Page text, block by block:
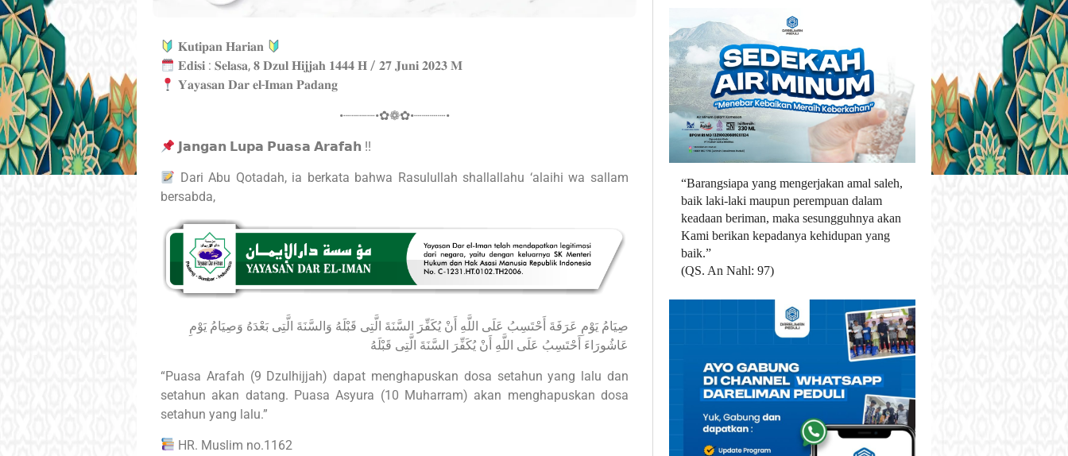
𝐊𝐮𝐭𝐢𝐩𝐚𝐧 𝐇𝐚𝐫𝐢𝐚𝐧
𝐄𝐝𝐢𝐬𝐢 : 𝐒𝐞𝐥𝐚𝐬𝐚, 𝟖 𝐃𝐳𝐮𝐥 𝐇𝐢𝐣𝐣𝐚𝐡 𝟏𝟒𝟒𝟒 𝐇 / 𝟐𝟕 𝐉𝐮𝐧𝐢 𝟐𝟎𝟐𝟑 𝐌
𝐘𝐚𝐲𝐚𝐬𝐚𝐧 𝐃𝐚𝐫 𝐞𝐥-𝐈𝐦𝐚𝐧 𝐏𝐚𝐝𝐚𝐧𝐠
•┈┈┈┈•✿❁✿•┈┈┈┈•
𝗝𝗮𝗻𝗴𝗮𝗻 𝗟𝘂𝗽𝗮 𝗣𝘂𝗮𝘀𝗮 𝗔𝗿𝗮𝗳𝗮𝗵 !!
Dari Abu Qotadah, ia berkata bahwa Rasulullah shallallahu ‘alaihi wa sallam
bersabda,
صِيَامُ يَوْمِ عَرَفَةَ أَحْتَسِبُ عَلَى اللَّهِ أَنْ يُكَفِّرَ السَّنَةَ الَّتِى قَبْلَهُ وَالسَّنَةَ الَّتِى بَعْدَهُ وَصِيَامُ يَوْمِ
عَاشُورَاءَ أَحْتَسِبُ عَلَى اللَّهِ أَنْ يُكَفِّرَ السَّنَةَ الَّتِى قَبْلَهُ
“Puasa Arafah (9 Dzulhijjah) dapat menghapuskan dosa setahun yang lalu dan
setahun akan datang. Puasa Asyura (10 Muharram) akan menghapuskan dosa
setahun yang lalu.”
HR. Muslim no.1162
“Barangsiapa yang mengerjakan amal saleh,
baik laki-laki maupun perempuan dalam
keadaan beriman, maka sesungguhnya akan
Kami berikan kepadanya kehidupan yang
baik.”
(QS. An Nahl: 97)